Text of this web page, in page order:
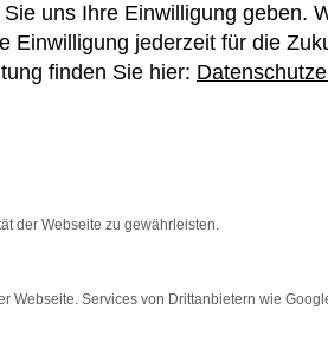
VERKAUF
Uhr
uns Ihre Einwilligung geben.
Einwilligung jederzeit für die
finden Sie hier:
der Webseite zu gewährleisten.
Webseite. Services von Drittanbietern wie